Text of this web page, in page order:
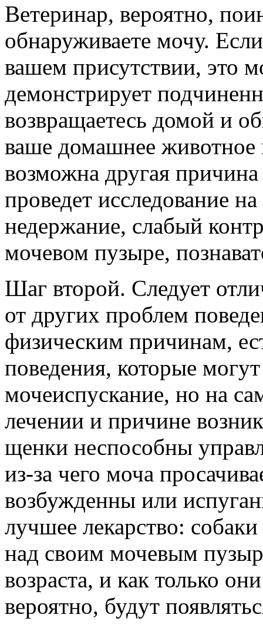
Ветеринар, вероятно,
обнаруживаете мочу.
вашем присутствии, это
демонстрирует
возвращаетесь домой и
ваше домашнее животное
возможна другая
проведет исследование
недержание, слабый
мочевом пузыре,
Шаг второй. Следует
от других проблем
физическим причинам,
поведения, которые
мочеиспускание, но на
лечении и причине
щенки неспособны
из-за чего моча
возбужденны или
лучшее лекарство:
над своим мочевым
возраста, и как только
вероятно, будут